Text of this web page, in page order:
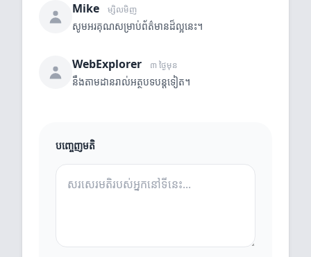
Mike ម្សិលមិញ
សូមអរគុណសម្រាប់ព័ត៌មានដ៏ល្អនេះ។
WebExplorer ៣ ថ្ងៃមុន
នឹងតាមដានរាល់អត្ថបទបន្តទៀត។
បញ្ចេញមតិ